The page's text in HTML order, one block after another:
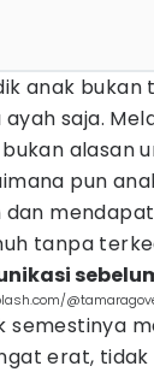
anak bukan
saja.
alasan
pun
tanpa
semestinya
erat,